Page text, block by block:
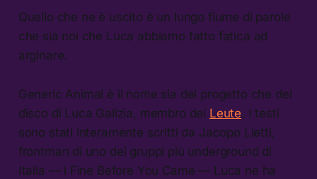
Quello che ne è uscito è un lungo fiume di parole
che sia noi che Luca abbiamo fatto fatica ad
arginare.
Generic Animal è il nome sia del progetto che del
disco di Luca Galizia, membro dei Leute. I testi
sono stati interamente scritti da Jacopo Lietti,
frontman di uno dei gruppi più underground di
Italia — i Fine Before You Came — Luca ne ha